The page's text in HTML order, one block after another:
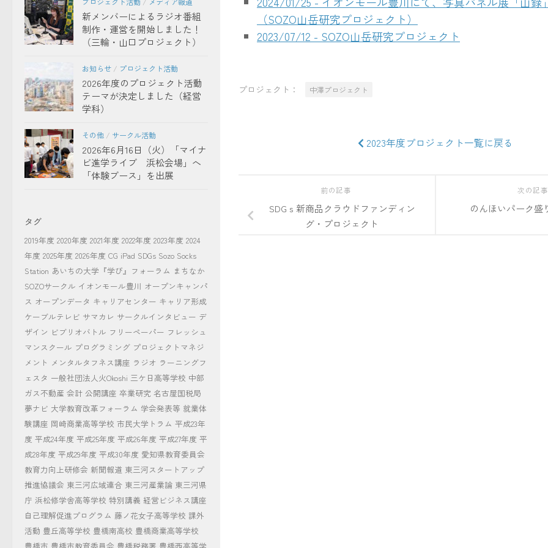
（SOZO山岳研究プロジェクト）
2023/07/12 - SOZO山岳研究プロジェクト
プロジェクト： 中澤プロジェクト
2023年度プロジェクト一覧に戻る
次の記
のんほいパーク盛
前の記事
SDGｓ新商品クラウドファンディン
グ・プロジェクト
新メンバーによるラジオ番組
制作・運営を開始しました！
（三輪・山口プロジェクト）
お知らせ / プロジェクト活動
2026年度のプロジェクト活動
テーマが決定しました（経営
学科）
その他 / サークル活動
2026年6月16日（火）「マイナ
ビ進学ライブ 浜松会場」へ
「体験ブース」を出展
タグ
2019年度 2020年度 2021年度 2022年度 2023年度 2024
年度 2025年度 2026年度 CG iPad SDGs Sozo Socks
Station あいちの大学『学び』フォーラム まちなか
SOZOサークル イオンモール豊川 オープンキャンパ
ス オープンデータ キャリアセンター キャリア形成
ケーブルテレビ サマカレ サークルインタビュー デ
ザイン ビブリオバトル フリーペーパー フレッシュ
マンスクール プログラミング プロジェクトマネジ
メント メンタルタフネス講座 ラジオ ラーニングフ
ェスタ 一般社団法人火Okoshi 三ケ日高等学校 中部
ガス不動産 会計 公開講座 卒業研究 名古屋国税局
夢ナビ 大学教育改革フォーラム 学会発表等 就業体
験講座 岡崎商業高等学校 市民大学トラム 平成23年
度 平成24年度 平成25年度 平成26年度 平成27年度 平
成28年度 平成29年度 平成30年度 愛知県教育委員会
教育力向上研修会 新聞報道 東三河スタートアップ
推進協議会 東三河広域連合 東三河産業論 東三河県
庁 浜松修学舎高等学校 特別講義 経営ビジネス講座
自己理解促進プログラム 藤ノ花女子高等学校 課外
活動 豊丘高等学校 豊橋南高校 豊橋商業高等学校